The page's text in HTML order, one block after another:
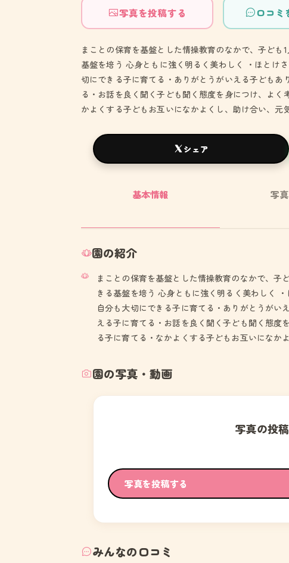
写真を投稿する 口コミ
まことの保育を基盤とした情操教育のなかで、子ど
基盤を培う 心身ともに強く明るく美わしく ・ほとけ
切にできる子に育てる・ありがとうがいえる子ども
る・お話を良く聞く子ども聞く態度を身につけ、よ
かよくする子どもお互いになかよくし、助け合い、元
シェア
基本情報 写真
園の紹介
まことの保育を基盤とした情操教育のなかで、子
きる基盤を培う 心身ともに強く明るく美わしく
自分も大切にできる子に育てる・ありがとうがい
える子に育てる・お話を良く聞く子ども聞く態度
る子に育てる・なかよくする子どもお互いになか
園の写真・動画
写真の投
写真を投稿する
みんなの口コミ